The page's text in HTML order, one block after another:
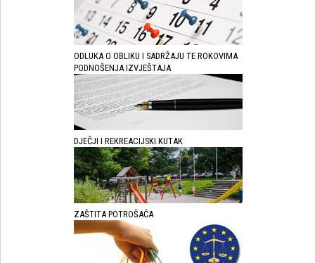
ODLUKA O OBLIKU I SADRŽAJU TE ROKOVIMA
PODNOŠENJA IZVJEŠTAJA
DJEČJI I REKREACIJSKI KUTAK
ZAŠTITA POTROŠAĆA